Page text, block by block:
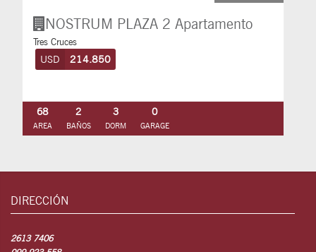
NOSTRUM PLAZA 2 Apartamento
Tres Cruces
USD 214.850
68
AREA
2
BAÑOS
3
DORM
0
GARAGE
DIRECCIÓN
2613 7406